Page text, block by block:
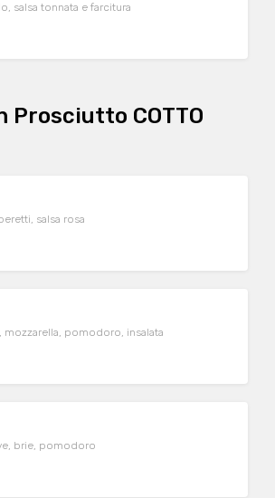
salsa tonnata e farcitura
Prosciutto COTTO
salsa rosa
mozzarella, pomodoro, insalata
brie, pomodoro